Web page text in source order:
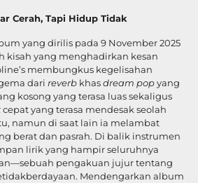
Cerah, Tapi Hidup Tidak
yang dirilis pada 9 November 2025
kisah yang menghadirkan kesan
membungkus kegelisahan
dari reverb khas dream pop yang
kosong yang terasa luas sekaligus
cepat yang terasa mendesak seolah
namun di saat lain ia melambat
berat dan pasrah. Di balik instrumen
lirik yang hampir seluruhnya
pengakuan jujur tentang
Mendengarkan album